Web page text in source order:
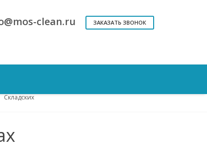
clean.ru ЗАКАЗАТЬ ЗВОНОК
Складских